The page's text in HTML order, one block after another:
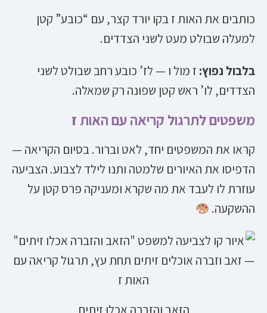
כותבים את האות ז בקו יורד קצר, עם “כובע” קטן
למעלה שבולט מעט לשני הצדדים.
בלבול נפוץ: ז מול ו — לז’ כובע רחב שבולט לשני
הצדדים, לו’ ראש קטן שפונה רק שמאלה.
משפטים לתרגול קריאה עם האות ז
קראו את המשפטים יחד, לאט וברור. בסיום הקריאה —
הדפיסו את האיורים שלמטה ותנו לילד לצבוע. הצביעה
עוזרת לו לעבד את מה שקרא ומעניקה פרס קטן על
ההשקעה.